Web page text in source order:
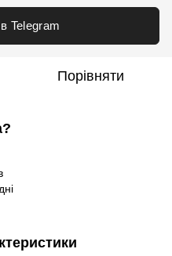
Telegram
Порівняти